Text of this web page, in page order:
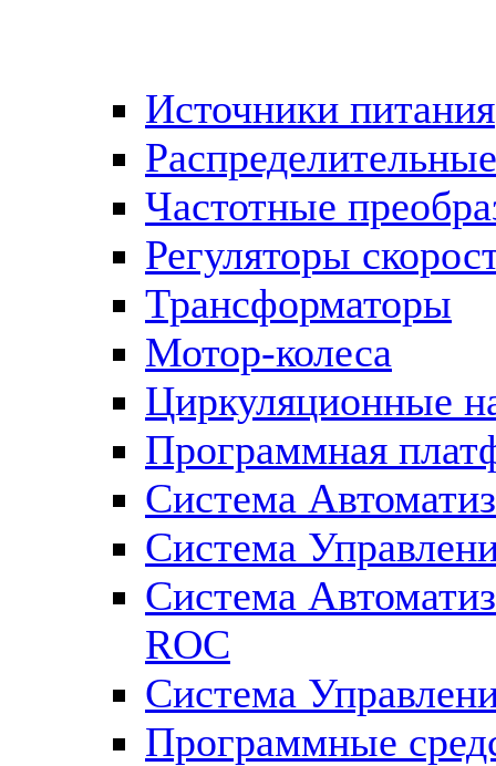
Источники питания
Частотные
Регуляторы
Трансформаторы
Мотор-колеса
Циркуляционные
Программная
Система
Система
Система
ROC
Система
Программные